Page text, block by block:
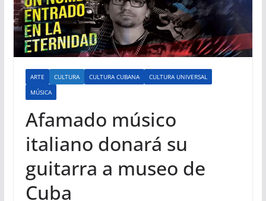
ARTE CULTURA CULTURA CUBANA
CULTURA UNIVERSAL
MÚSICA
Afamado músico
italiano donará su
guitarra a museo de
Cuba